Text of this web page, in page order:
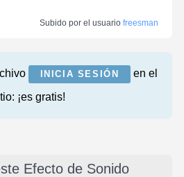
Subido por el usuario freesman
INICIA SESIÓN
en el
¡es gratis!
Efecto de Sonido